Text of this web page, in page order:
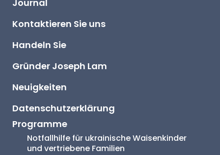
Journal
Kontaktieren Sie uns
Handeln Sie
Gründer Joseph Lam
Neuigkeiten
Datenschutzerklärung
Programme
Notfallhilfe für ukrainische Waisenkinder
und vertriebene Familien